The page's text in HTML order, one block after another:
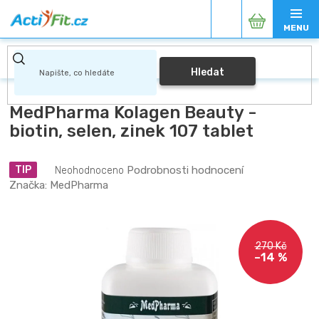
na
obsah
Hledat
Nákupní
košík
MedPharma Kolagen Beauty -
biotin, selen, zinek 107 tablet
TIP
Průměrné
hodnocení
Neohodnoceno Podrobnosti hodnocení
Značka: MedPharma
270 Kč
–14 %